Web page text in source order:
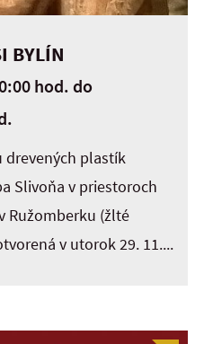
BYLÍN
hod.do
drevených plastík
Slivoňa v priestoroch
Ružomberku (žlté
v utorok 29. 11....